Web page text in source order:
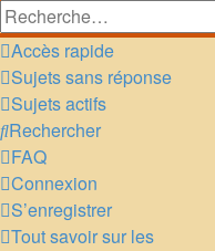
Accès rapide
Sujets sans réponse
Sujets actifs
Rechercher
FAQ
Connexion
S’enregistrer
Tout savoir sur les